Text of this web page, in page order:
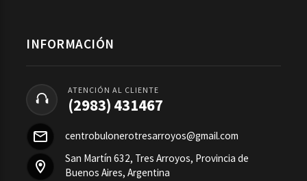
INFORMACIÓN
ATENCIÓN AL CLIENTE
(2983) 431467
centrobulonerotresarroyos@gmail.com
San Martín 632, Tres Arroyos, Provincia de
Buenos Aires, Argentina